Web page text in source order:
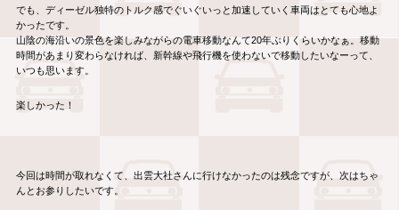
でも、ディーゼル独特のトルク感でぐいぐいっと加速していく車両はとても心地よ
かったです。
山陰の海沿いの景色を楽しみながらの電車移動なんて20年ぶりくらいかなぁ。移動
時間があまり変わらなければ、新幹線や飛行機を使わないで移動したいなーって、
いつも思います。
楽しかった！
今回は時間が取れなくて、出雲大社さんに行けなかったのは残念ですが、次はちゃ
んとお参りしたいです。